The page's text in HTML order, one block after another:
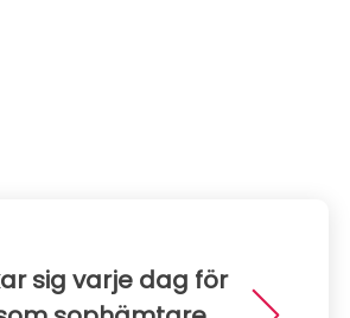
sig varje dag för